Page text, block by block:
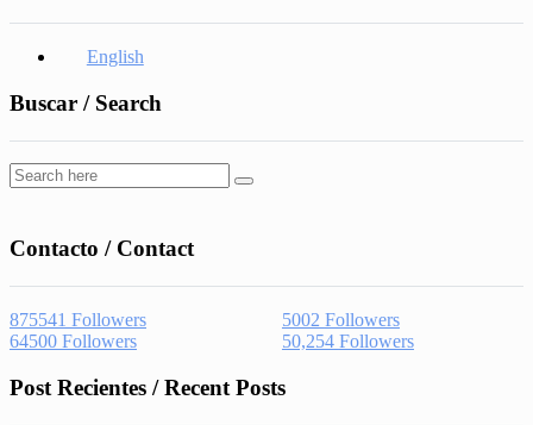
English
Buscar / Search
Contacto / Contact
875541 Followers 5002 Followers
64500 Followers 50,254 Followers
Post Recientes / Recent Posts